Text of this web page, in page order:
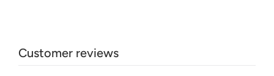
Customer reviews